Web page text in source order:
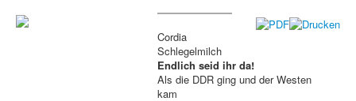
Cordia
Schlegelmilch
Endlich seid ihr da!
Als die DDR ging und der Westen
kam